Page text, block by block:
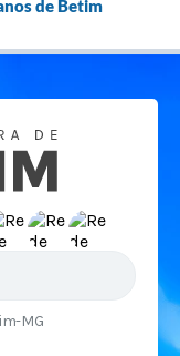
de Betim
MG